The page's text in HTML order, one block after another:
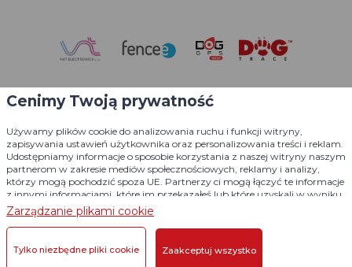
© 2004 - 2026 VNT electronics s.r.o., wszelkie prawa zastrzeżone
Projekt graficzny KošnarDesign.cz
CZECHGROUP.cz
Cenimy Twoją prywatność
Używamy plików cookie do analizowania ruchu i funkcji witryny,
zapisywania ustawień użytkownika oraz personalizowania treści i reklam.
Udostępniamy informacje o sposobie korzystania z naszej witryny naszym
partnerom w zakresie mediów społecznościowych, reklamy i analizy,
którzy mogą pochodzić spoza UE. Partnerzy ci mogą łączyć te informacje
z innymi informacjami, które im przekazałeś lub które uzyskali w wyniku
korzystania z ich usług. Szczegółowe informacje
Zarządzanie plikami cookie
Tylko niezbędne pliki cookie Zaakceptuj wszystko